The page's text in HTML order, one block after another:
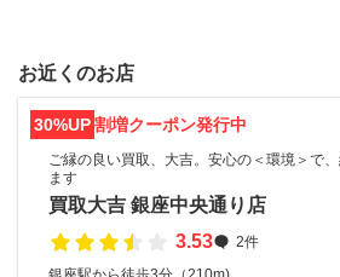
お近くのお店
30%UP割増クーポン発行中
ご縁の良い買取、大吉。安心の＜環境＞で
ます
買取大吉 銀座中央通り店
3.53
2件